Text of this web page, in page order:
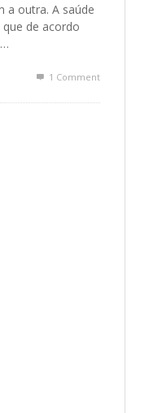
a outra. A saúde
de acordo
1 Comment